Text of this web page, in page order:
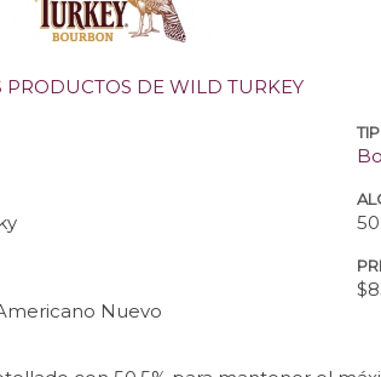
PRODUCTOS DE WILD TURKEY
Nuevo